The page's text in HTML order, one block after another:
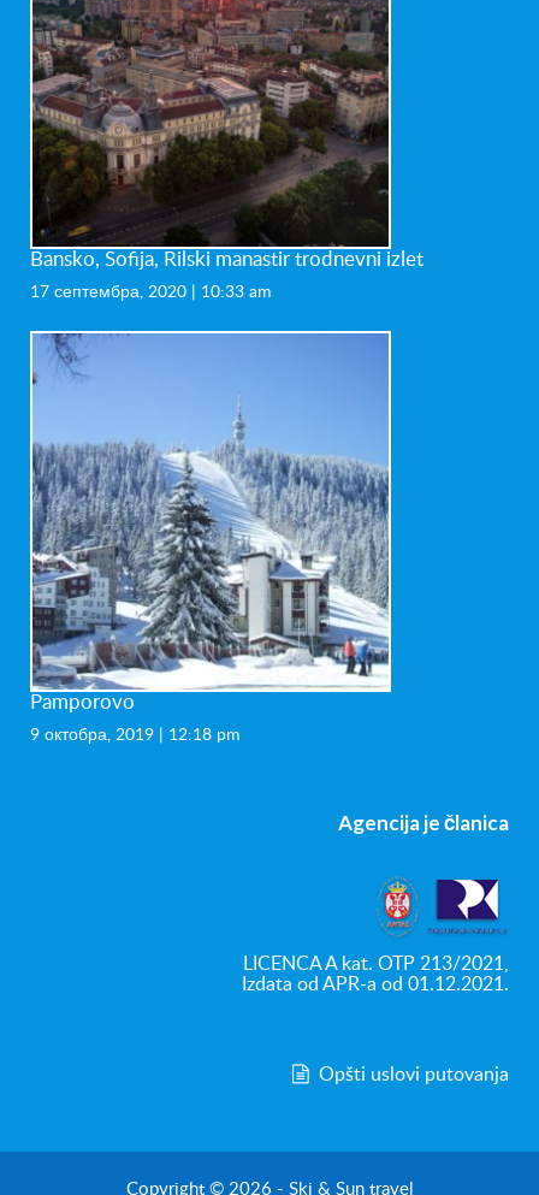
Bansko, Sofija, Rilski manastir trodnevni izlet
17 септембра, 2020 | 10:33 am
Pamporovo
9 октобра, 2019 | 12:18 pm
Agencija je članica
LICENCA A kat. OTP 213/2021,
Izdata od APR-a od 01.12.2021.
Opšti uslovi putovanja
Copyright © 2026 - Ski & Sun travel